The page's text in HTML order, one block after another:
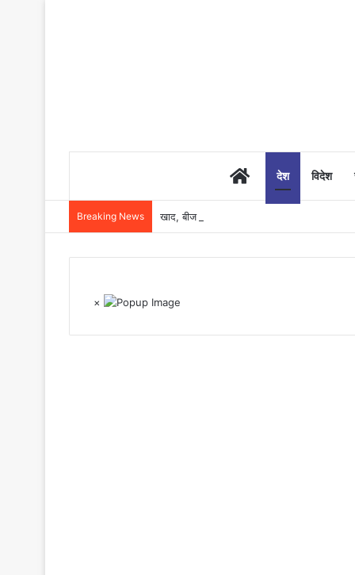
Homeदेश विदेश
Breaking News खाद, बीज और उर्वरकों की समय पर उपलब्धता से
×